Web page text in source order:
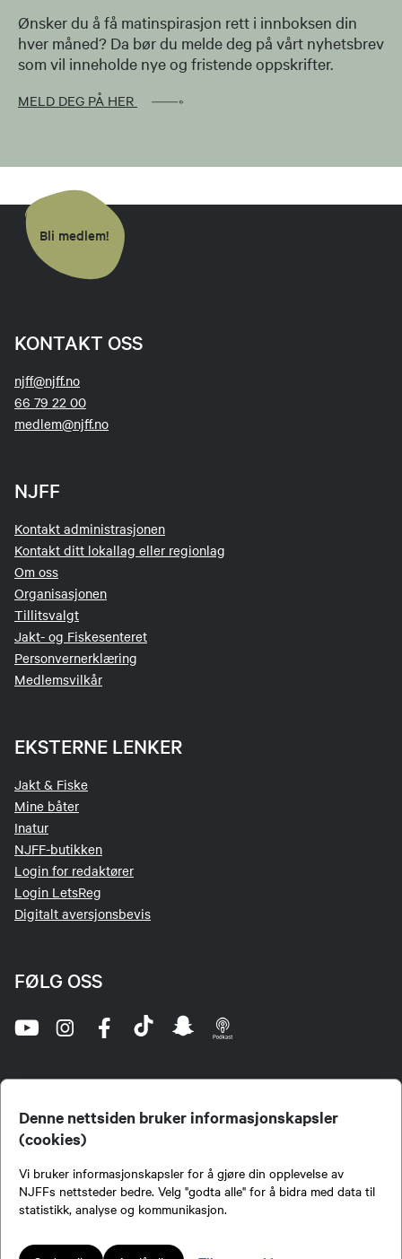
Denne nettsiden bruker informasjonskapsler
(cookies)
Vi bruker informasjonskapsler for å gjøre din opplevelse av
NJFFs nettsteder bedre. Velg "godta alle" for å bidra med data til
statistikk, analyse og kommunikasjon.
Ønsker du å få matinspirasjon rett i innboksen din
hver måned? Da bør du melde deg på vårt nyhetsbrev
som vil inneholde nye og fristende oppskrifter.
MELD DEG PÅ HER
Bli medlem!
KONTAKT OSS
njff@njff.no
66 79 22 00
medlem@njff.no
NJFF
Kontakt administrasjonen
Kontakt ditt lokallag eller regionlag
Om oss
Organisasjonen
Tillitsvalgt
Jakt- og Fiskesenteret
Personvernerklæring
Medlemsvilkår
EKSTERNE LENKER
Jakt & Fiske
Mine båter
Inatur
NJFF-butikken
Login for redaktører
Login LetsReg
Digitalt aversjonsbevis
FØLG OSS
jegere og sportsfiskere og et av de viktigste miljøene for formidling av kunnskap om jakt og
fiske i Norge. Vi er en partipolitisk nøytral organisasjon, men har et sterkt jakt-, fiske-, og
naturpolitisk engasjement i mange saker.
Lokalforeninger tilsluttet Norges Jeger- og Fiskerforbund har ansvar for innhold de